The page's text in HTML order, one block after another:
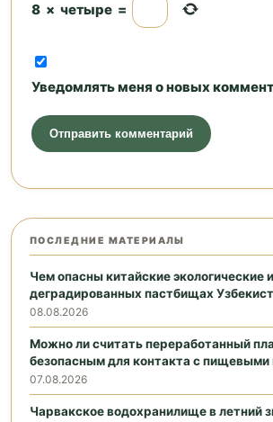
8 × четыре =
Уведомлять меня о новых
ПОСЛЕДНИЕ МАТЕРИАЛЫ
Чем опасны китайские экологические
деградированных пастбищах
08.08.2026
Можно ли считать переработанный
безопасным для контакта с пищевыми
07.08.2026
Чарвакское водохранилище в летний